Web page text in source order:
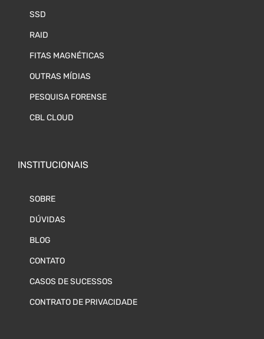
SSD
RAID
FITAS MAGNÉTICAS
OUTRAS MÍDIAS
PESQUISA FORENSE
CBL CLOUD
INSTITUCIONAIS
SOBRE
DÚVIDAS
BLOG
CONTATO
CASOS DE SUCESSOS
CONTRATO DE PRIVACIDADE